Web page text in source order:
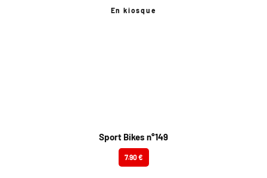
En kiosque
Sport Bikes n°149
7.90 €